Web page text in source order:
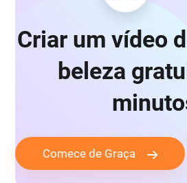
Criar um vídeo
beleza
Comece de Graça